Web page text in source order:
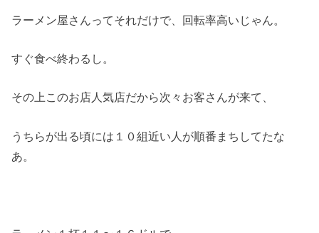
ラーメン屋さんってそれだけで、回転率高いじゃん。
すぐ食べ終わるし。
その上このお店人気店だから次々お客さんが来て、
うちらが出る頃には１０組近い人が順番まちしてたな
あ。